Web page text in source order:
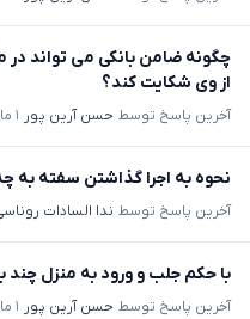
چگونه ضامن بانکی می تواند در
از وی شکایت کند؟
آخرین پاسخ توسط حسن آرین پور ۱ ماه پیش
نحوه به اجرا گذاشتن سفته به
آخرین پاسخ توسط ندا السادات
با حکم جلب و ورود به منزل چند
آخرین پاسخ توسط حسن آرین پور ۱ ماه پیش